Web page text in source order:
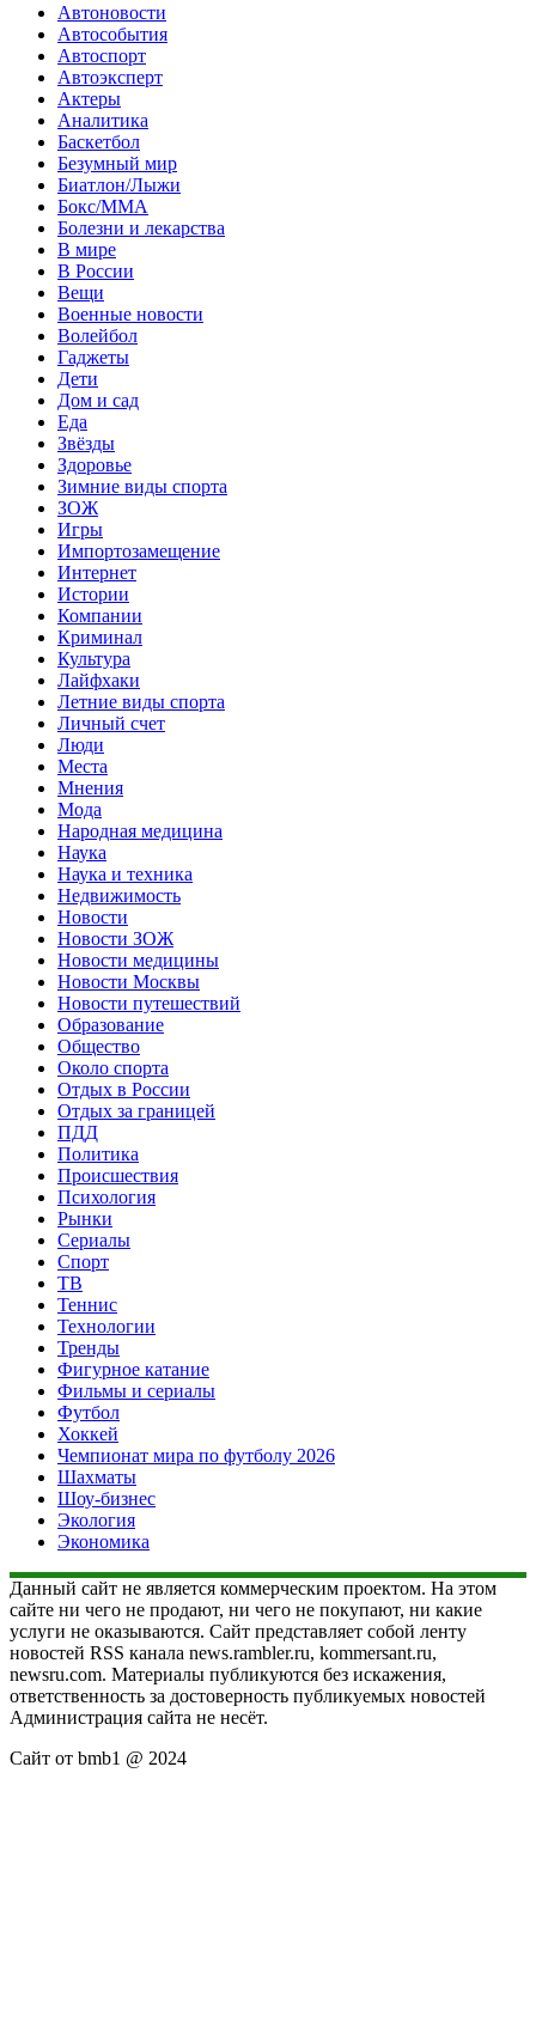
Автоновости
Автособытия
Автоспорт
Автоэксперт
Актеры
Аналитика
Баскетбол
Безумный мир
Биатлон/Лыжи
Бокс/MMA
Болезни и лекарства
В мире
В России
Вещи
Военные новости
Волейбол
Гаджеты
Дети
Дом и сад
Еда
Звёзды
Здоровье
Зимние виды спорта
ЗОЖ
Игры
Импортозамещение
Интернет
Истории
Компании
Криминал
Культура
Лайфхаки
Летние виды спорта
Личный счет
Люди
Места
Мнения
Мода
Народная медицина
Наука
Наука и техника
Недвижимость
Новости
Новости ЗОЖ
Новости медицины
Новости Москвы
Новости путешествий
Образование
Общество
Около спорта
Отдых в России
Отдых за границей
ПДД
Политика
Происшествия
Психология
Рынки
Сериалы
Спорт
ТВ
Теннис
Технологии
Тренды
Фигурное катание
Фильмы и сериалы
Футбол
Хоккей
Чемпионат мира по футболу 2026
Шахматы
Шоу-бизнес
Экология
Экономика
Данный сайт не является коммерческим проектом. На этом
сайте ни чего не продают, ни чего не покупают, ни какие
услуги не оказываются. Сайт представляет собой ленту
новостей RSS канала news.rambler.ru, kommersant.ru,
newsru.com. Материалы публикуются без искажения,
ответственность за достоверность публикуемых новостей
Администрация сайта не несёт.
Сайт от bmb1 @ 2024